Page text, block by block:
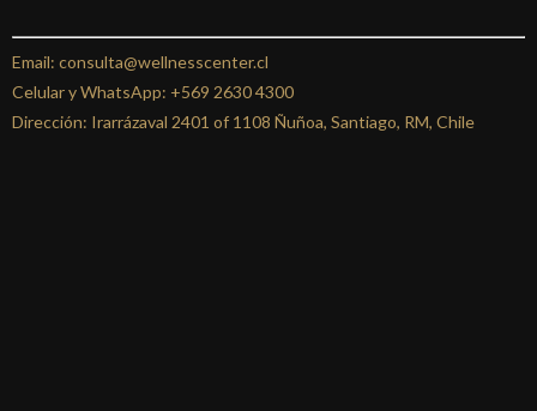
Email: consulta@wellnesscenter.cl
Celular y WhatsApp: +569 2630 4300
Dirección: Irarrázaval 2401 of 1108 Ñuñoa, Santiago, RM, Chile